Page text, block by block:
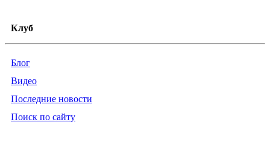
Клуб
Блог
Видео
Последние новости
Поиск по сайту